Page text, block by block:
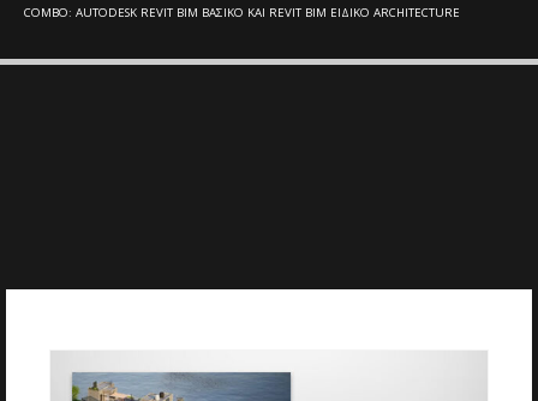
COMBO: AUTODESK REVIT BIM ΒΑΣΙΚΌ ΚΑΙ REVIT BIM ΕΙΔΙΚΌ ARCHITECTURE